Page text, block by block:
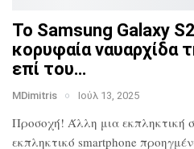
Το Samsung Galaxy
κορυφαία ναυαρχίδα
επί του…
MDimitris Ιούλ 13, 2025
Προσοχή! Άλλη μια εκπληκτική
εκπληκτικό smartphone